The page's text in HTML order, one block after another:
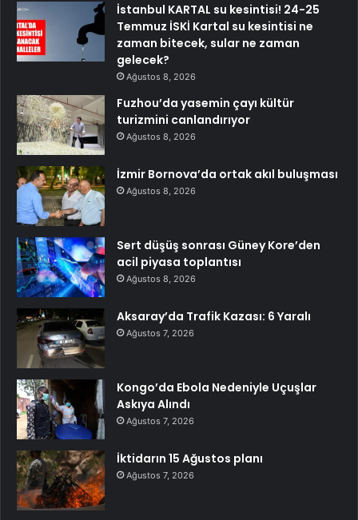
İstanbul KARTAL su kesintisi! 24-25
Temmuz İSKİ Kartal su kesintisi ne
zaman bitecek, sular ne zaman
gelecek?
Ağustos 8, 2026
Fuzhou’da yasemin çayı kültür
turizmini canlandırıyor
Ağustos 8, 2026
İzmir Bornova’da ortak akıl buluşması
Ağustos 8, 2026
Sert düşüş sonrası Güney Kore’den
acil piyasa toplantısı
Ağustos 8, 2026
Aksaray’da Trafik Kazası: 6 Yaralı
Ağustos 7, 2026
Kongo’da Ebola Nedeniyle Uçuşlar
Askıya Alındı
Ağustos 7, 2026
İktidarın 15 Ağustos planı
Ağustos 7, 2026